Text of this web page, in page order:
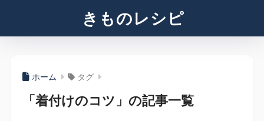
きものレシピ
ホーム タグ
「着付けのコツ」の記事一覧